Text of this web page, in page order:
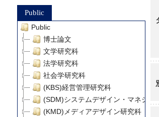
Public
Public
博士論文
文学研究科
法学研究科
社会学研究科
(KBS)経営管理研究科
(SDM)システムデザイン・マネジメ
(KMD)メディアデザイン研究科